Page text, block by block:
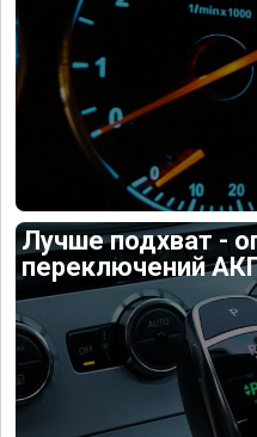
Лучше подхват -
переключений